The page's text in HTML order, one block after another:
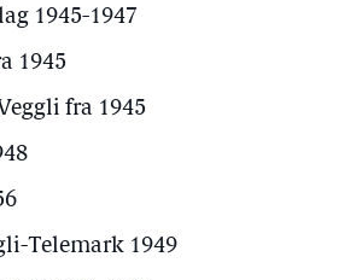
1945-1947
1945
fra 1945
Telemark 1949